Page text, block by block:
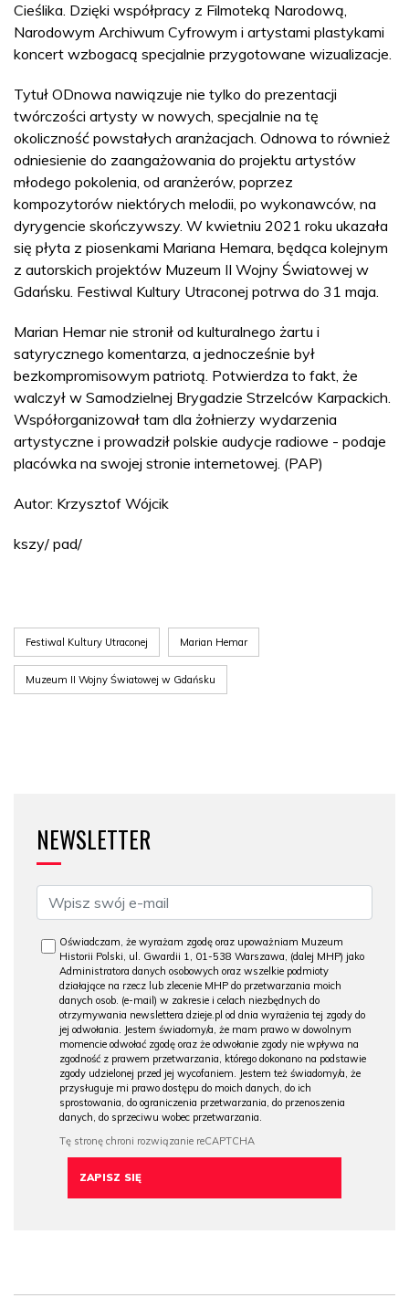
Cieślika. Dzięki współpracy z Filmoteką Narodową,
Narodowym Archiwum Cyfrowym i artystami plastykami
koncert wzbogacą specjalnie przygotowane wizualizacje.
Tytuł ODnowa nawiązuje nie tylko do prezentacji
twórczości artysty w nowych, specjalnie na tę
okoliczność powstałych aranżacjach. Odnowa to również
odniesienie do zaangażowania do projektu artystów
młodego pokolenia, od aranżerów, poprzez
kompozytorów niektórych melodii, po wykonawców, na
dyrygencie skończywszy. W kwietniu 2021 roku ukazała
się płyta z piosenkami Mariana Hemara, będąca kolejnym
z autorskich projektów Muzeum II Wojny Światowej w
Gdańsku. Festiwal Kultury Utraconej potrwa do 31 maja.
Marian Hemar nie stronił od kulturalnego żartu i
satyrycznego komentarza, a jednocześnie był
bezkompromisowym patriotą. Potwierdza to fakt, że
walczył w Samodzielnej Brygadzie Strzelców Karpackich.
Współorganizował tam dla żołnierzy wydarzenia
artystyczne i prowadził polskie audycje radiowe - podaje
placówka na swojej stronie internetowej. (PAP)
Autor: Krzysztof Wójcik
kszy/ pad/
Festiwal Kultury Utraconej Marian Hemar
Muzeum II Wojny Światowej w Gdańsku
NEWSLETTER
Oświadczam, że wyrażam zgodę oraz upoważniam Muzeum
Historii Polski, ul. Gwardii 1, 01-538 Warszawa, (dalej MHP) jako
Administratora danych osobowych oraz wszelkie podmioty
działające na rzecz lub zlecenie MHP do przetwarzania moich
danych osob. (e-mail) w zakresie i celach niezbędnych do
otrzymywania newslettera dzieje.pl od dnia wyrażenia tej zgody do
jej odwołania. Jestem świadomy/a, że mam prawo w dowolnym
momencie odwołać zgodę oraz że odwołanie zgody nie wpływa na
zgodność z prawem przetwarzania, którego dokonano na podstawie
zgody udzielonej przed jej wycofaniem. Jestem też świadomy/a, że
przysługuje mi prawo dostępu do moich danych, do ich
sprostowania, do ograniczenia przetwarzania, do przenoszenia
danych, do sprzeciwu wobec przetwarzania.